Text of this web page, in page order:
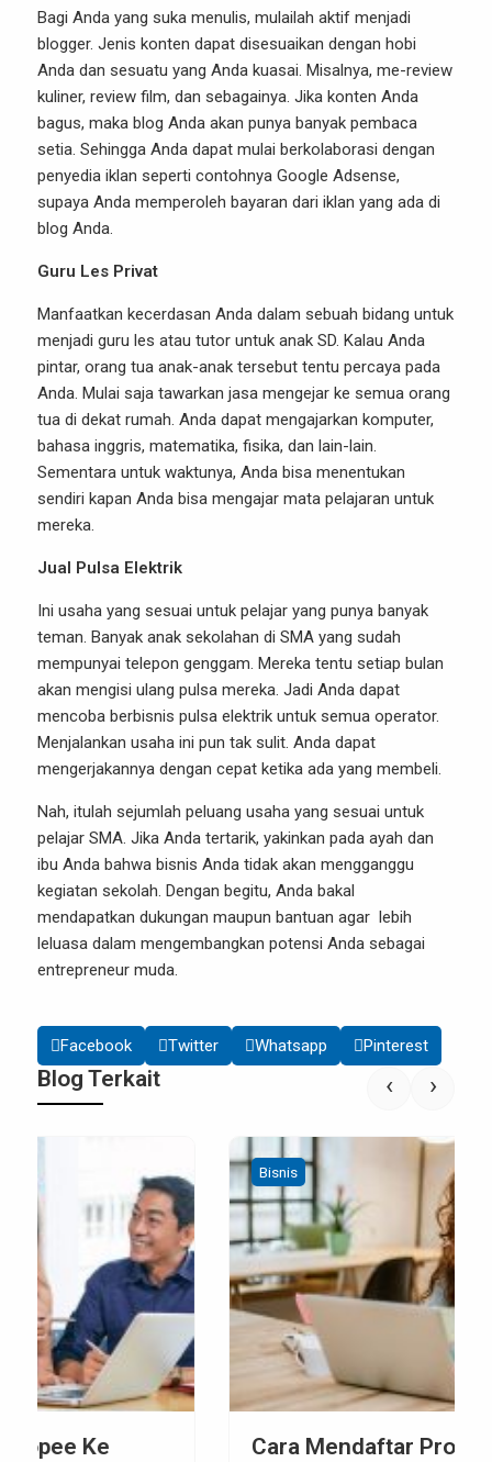
Bagi Anda yang suka menulis, mulailah aktif menjadi
blogger. Jenis konten dapat disesuaikan dengan hobi
Anda dan sesuatu yang Anda kuasai. Misalnya, me-review
kuliner, review film, dan sebagainya. Jika konten Anda
bagus, maka blog Anda akan punya banyak pembaca
setia. Sehingga Anda dapat mulai berkolaborasi dengan
penyedia iklan seperti contohnya Google Adsense,
supaya Anda memperoleh bayaran dari iklan yang ada di
blog Anda.
Guru Les Privat
Manfaatkan kecerdasan Anda dalam sebuah bidang untuk
menjadi guru les atau tutor untuk anak SD. Kalau Anda
pintar, orang tua anak-anak tersebut tentu percaya pada
Anda. Mulai saja tawarkan jasa mengejar ke semua orang
tua di dekat rumah. Anda dapat mengajarkan komputer,
bahasa inggris, matematika, fisika, dan lain-lain.
Sementara untuk waktunya, Anda bisa menentukan
sendiri kapan Anda bisa mengajar mata pelajaran untuk
mereka.
Jual Pulsa Elektrik
Ini usaha yang sesuai untuk pelajar yang punya banyak
teman. Banyak anak sekolahan di SMA yang sudah
mempunyai telepon genggam. Mereka tentu setiap bulan
akan mengisi ulang pulsa mereka. Jadi Anda dapat
mencoba berbisnis pulsa elektrik untuk semua operator.
Menjalankan usaha ini pun tak sulit. Anda dapat
mengerjakannya dengan cepat ketika ada yang membeli.
Nah, itulah sejumlah peluang usaha yang sesuai untuk
pelajar SMA. Jika Anda tertarik, yakinkan pada ayah dan
ibu Anda bahwa bisnis Anda tidak akan mengganggu
kegiatan sekolah. Dengan begitu, Anda bakal
mendapatkan dukungan maupun bantuan agar lebih
leluasa dalam mengembangkan potensi Anda sebagai
entrepreneur muda.
Facebook Twitter Whatsapp Pinterest
Blog Terkait
Cara Mendaftar Program Affiliate
‹ ›